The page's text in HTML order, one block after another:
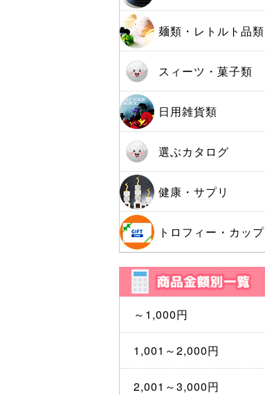
麺類・レトルト品類
スィーツ・菓子類
日用雑貨類
選ぶカタログ
健康・サプリ
トロフィー・カップ
～1,000円
1,001～2,000円
2,001～3,000円